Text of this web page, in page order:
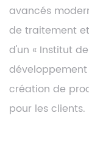
avancés
de traitement
d'un « Institut
création de
pour les clients.